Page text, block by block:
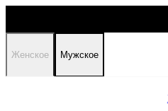
Женское Мужское